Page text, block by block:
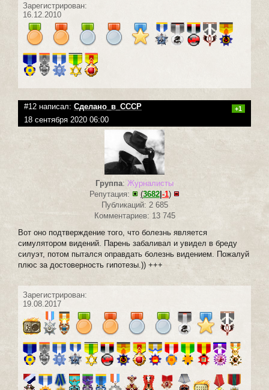
Зарегистрирован:
16.12.2010
#12 написал: Сделано_в_СССР +1
18 сентября 2020 06:00
Группа: Журналисты
Репутация:
(3682 -1)
Публикаций: 2 685
Комментариев: 13 745
Вот оно подтверждение того, что болезнь является
симулятором видений. Парень забаливал и увидел в бреду
силуэт, потом пытался оправдать болезнь видением. Пожалуй
плюс за достоверность гипотезы.)) +++
Зарегистрирован:
19.08.2017